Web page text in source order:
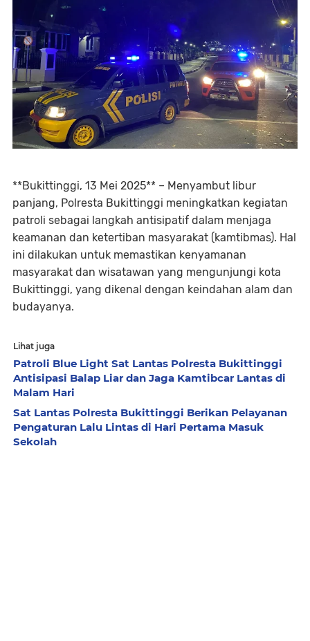
**Bukittinggi, 13 Mei 2025** – Menyambut libur
panjang, Polresta Bukittinggi meningkatkan kegiatan
patroli sebagai langkah antisipatif dalam menjaga
keamanan dan ketertiban masyarakat (kamtibmas). Hal
ini dilakukan untuk memastikan kenyamanan
masyarakat dan wisatawan yang mengunjungi kota
Bukittinggi, yang dikenal dengan keindahan alam dan
budayanya.
Lihat juga
Patroli Blue Light Sat Lantas Polresta Bukittinggi
Antisipasi Balap Liar dan Jaga Kamtibcar Lantas di
Malam Hari
Sat Lantas Polresta Bukittinggi Berikan Pelayanan
Pengaturan Lalu Lintas di Hari Pertama Masuk
Sekolah